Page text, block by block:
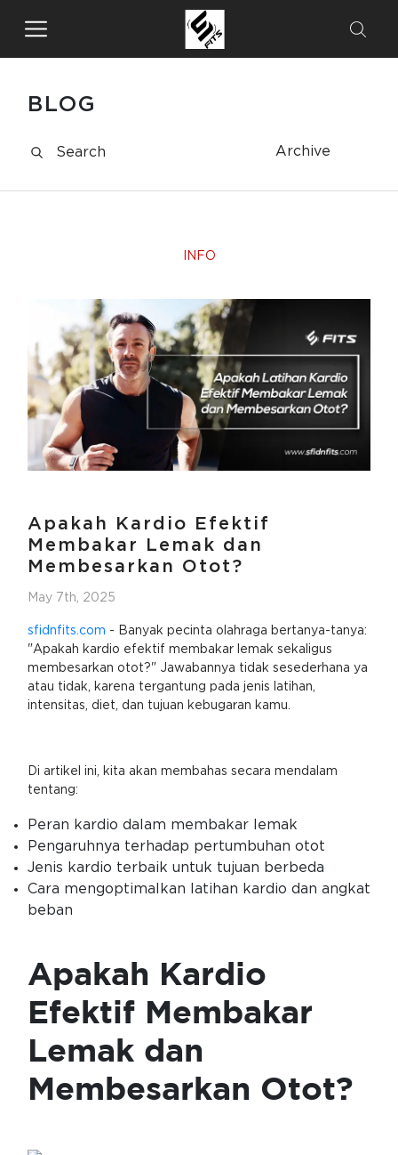
BLOG
Archive
INFO
Apakah Kardio Efektif
Membakar Lemak dan
Membesarkan Otot?
May 7th, 2025
sfidnfits.com - Banyak pecinta olahraga bertanya-tanya:
"Apakah kardio efektif membakar lemak sekaligus
membesarkan otot?" Jawabannya tidak sesederhana ya
atau tidak, karena tergantung pada jenis latihan,
intensitas, diet, dan tujuan kebugaran kamu.
Di artikel ini, kita akan membahas secara mendalam
tentang:
Peran kardio dalam membakar lemak
Pengaruhnya terhadap pertumbuhan otot
Jenis kardio terbaik untuk tujuan berbeda
Cara mengoptimalkan latihan kardio dan angkat
beban
Apakah Kardio
Efektif Membakar
Lemak dan
Membesarkan Otot?